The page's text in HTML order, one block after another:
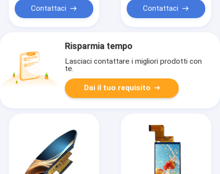
Contattaci Contattaci
Risparmia tempo
Lasciaci contattare i migliori prodotti con
te.
Dai il tuo requisito